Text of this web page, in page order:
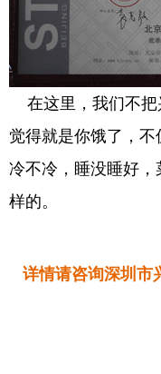
在这里，我们不把
觉得就是你饿了，
冷不冷，睡没睡好
样的。
详情请咨询深圳市